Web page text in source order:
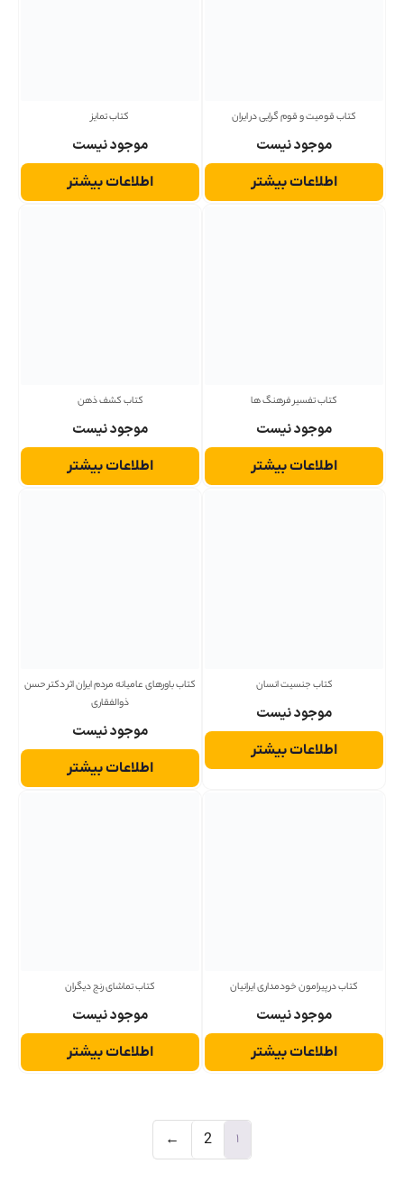
کتاب قومیت و قوم گرایی در ایران
موجود نیست
اطلاعات بیشتر
کتاب تمایز
موجود نیست
اطلاعات بیشتر
کتاب تفسیر فرهنگ ها
موجود نیست
اطلاعات بیشتر
کتاب کشف ذهن
موجود نیست
اطلاعات بیشتر
کتاب جنسیت انسان
موجود نیست
اطلاعات بیشتر
کتاب باورهای عامیانه مردم ایران اثر دکتر حسن
ذوالفقاری
موجود نیست
اطلاعات بیشتر
کتاب در پیرامون خودمداری ایرانیان
موجود نیست
اطلاعات بیشتر
کتاب تماشای رنج دیگران
موجود نیست
اطلاعات بیشتر